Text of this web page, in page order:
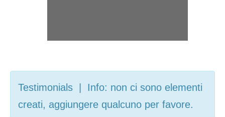
Testimonials | Info: non ci sono elementi
creati, aggiungere qualcuno per favore.